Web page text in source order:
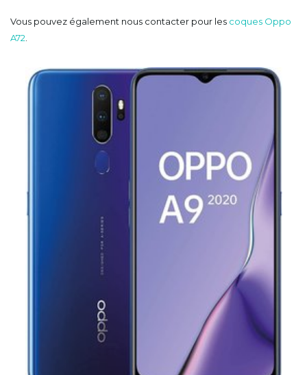
Vous pouvez également nous contacter pour les coques Oppo
A72